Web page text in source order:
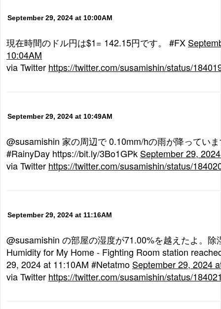
September 29, 2024 at 10:00AM
現在時間のドル円は$1= 142.15円です。 #FX
10:04AM
via Twitter https://twitter.com/susamishin/status/
September 29, 2024 at 10:49AM
@susamishin 家の周辺で 0.10mm/hの雨が降ってい
#RainyDay https://bit.ly/3Bo1GPk September 29,
via Twitter https://twitter.com/susamishin/status/
September 29, 2024 at 11:16AM
@susamishin の部屋の湿度が71.00%を越えたよ。除
Humidity for My Home - Fighting Room station
29, 2024 at 11:10AM #Netatmo September 29, 2024
via Twitter https://twitter.com/susamishin/status/